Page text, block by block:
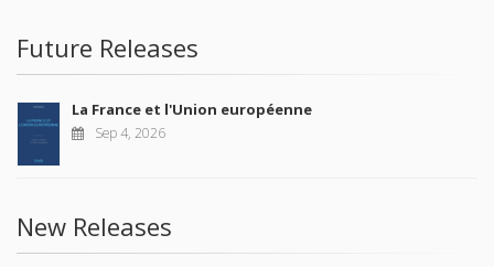
Future Releases
La France et l'Union européenne
Sep 4, 2026
New Releases